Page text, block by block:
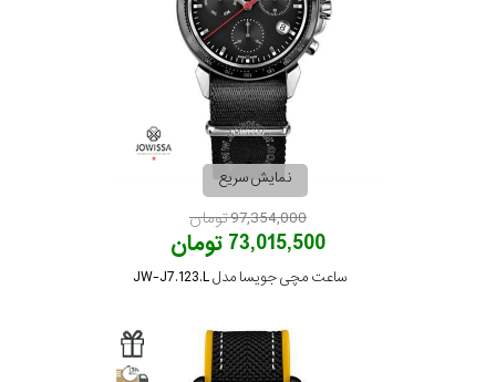
نمایش سریع
97,354,000 تومان
73,015,500 تومان
ساعت مچی جویسا مدل JW-J7.123.L